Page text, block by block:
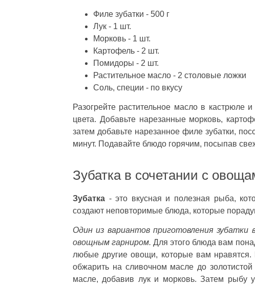
Филе зубатки - 500 г
Лук - 1 шт.
Морковь - 1 шт.
Картофель - 2 шт.
Помидоры - 2 шт.
Растительное масло - 2 столовые ложки
Соль, специи - по вкусу
Разогрейте растительное масло в кастрюле
цвета. Добавьте нарезанные морковь,
затем добавьте нарезанное филе зубатки,
минут. Подавайте блюдо горячим, посыпав
Зубатка в сочетании с
Зубатка - это вкусная и полезная рыба,
создают неповторимые блюда, которые
Один из вариантов приготовления
овощным гарниром. Для этого блюда вам
любые другие овощи, которые вам
обжарить на сливочном масле до
масле, добавив лук и морковь. Затем рыбу